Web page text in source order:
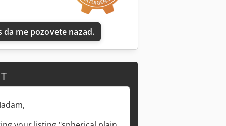
da me pozovete nazad.